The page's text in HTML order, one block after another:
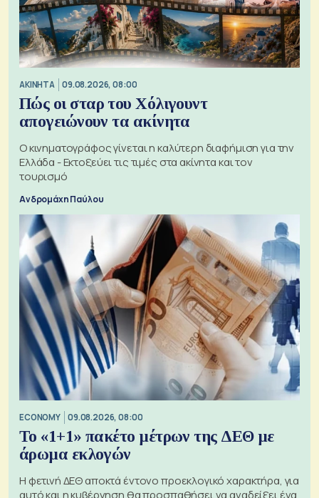
ΑΚΙΝΗΤΑ 09.08.2026, 08:00
Πώς οι σταρ του Χόλιγουντ
απογειώνουν τα ακίνητα
Ο κινηματογράφος γίνεται η καλύτερη διαφήμιση για την
Ελλάδα - Εκτοξεύει τις τιμές στα ακίνητα και τον
τουρισμό
Ανδρομάχη Παύλου
ECONOMY 09.08.2026, 08:00
Το «1+1» πακέτο μέτρων της ΔΕΘ με
άρωμα εκλογών
Η φετινή ΔΕΘ αποκτά έντονο προεκλογικό χαρακτήρα, για
αυτό και η κυβέρνηση θα προσπαθήσει να αναδείξει ένα